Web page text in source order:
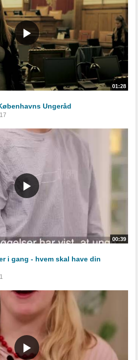
01:28
Ungeråd
00:39
i gang - hvem skal have din